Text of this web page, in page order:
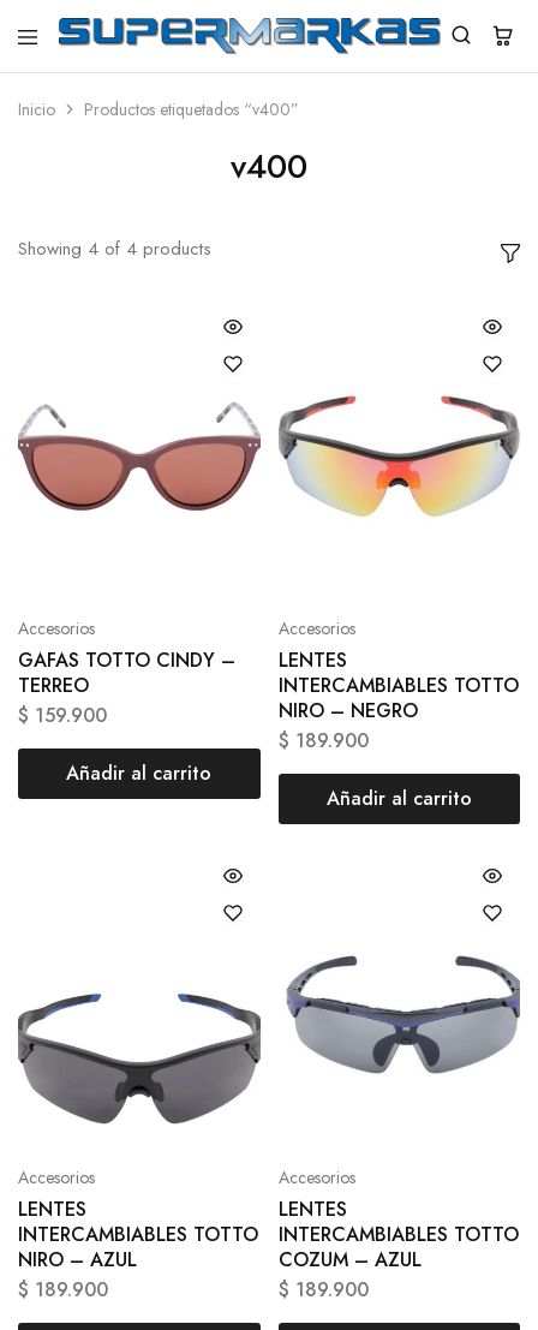
SuperMarkas
Ropa
con
Inicio Productos etiquetados “v400”
v400
Showing 4 of 4 products
Accesorios
GAFAS TOTTO CINDY –
TERREO
$ 159.900
Añadir al carrito
Accesorios
LENTES
INTERCAMBIABLES TOTTO
NIRO – NEGRO
$ 189.900
Añadir al carrito
Accesorios
LENTES
INTERCAMBIABLES TOTTO
NIRO – AZUL
$ 189.900
Accesorios
LENTES
INTERCAMBIABLES TOTTO
COZUM – AZUL
$ 189.900